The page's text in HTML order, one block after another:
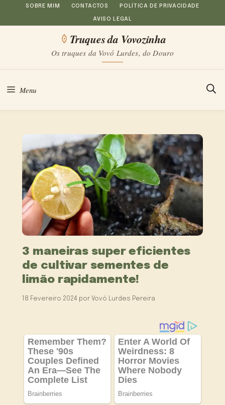
Saltar
para
conteúdo
SOBRE MIM CONTACTOS POLÍTICA DE PRIVACIDADE
AVISO LEGAL
Truques da Vovozinha
Os truques da Vovó Lurdes, do Douro
Menu
3 maneiras super eficientes
de cultivar sementes de
limão rapidamente!
18 Fevereiro 2024 por Vovó Lurdes Pereira